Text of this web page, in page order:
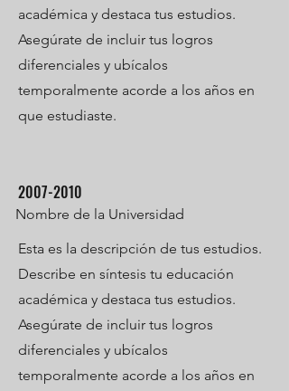
académica y destaca tus estudios.
Asegúrate de incluir tus logros
diferenciales y ubícalos
temporalmente acorde a los años en
que estudiaste.
2007-2010
Nombre de la Universidad
Esta es la descripción de tus estudios.
Describe en síntesis tu educación
académica y destaca tus estudios.
Asegúrate de incluir tus logros
diferenciales y ubícalos
temporalmente acorde a los años en